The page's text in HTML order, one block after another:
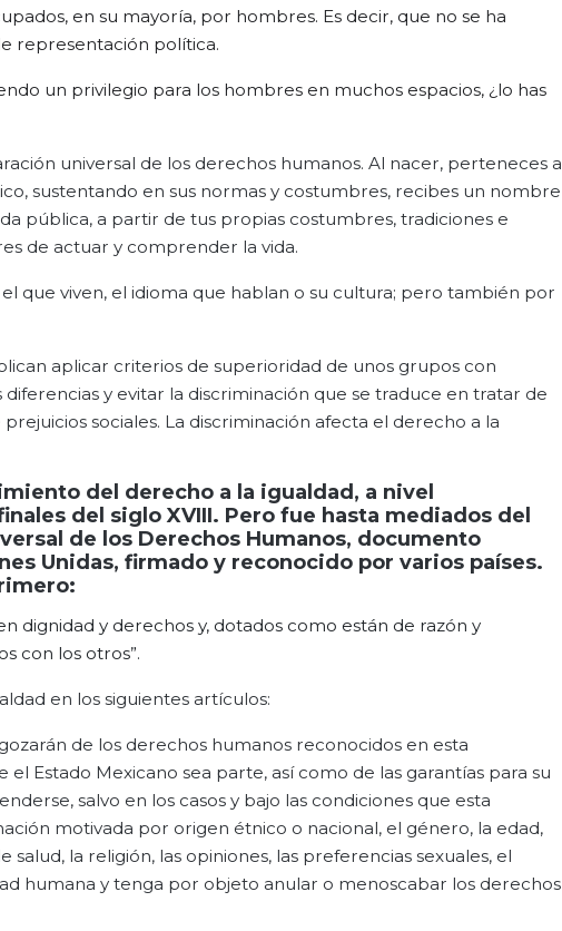
en su mayoría, por hombres. Es decir, que no se ha
representación política.
un privilegio para los hombres en muchos espacios, ¿lo has
universal de los derechos humanos. Al nacer, perteneces a
sustentando en sus normas y costumbres, recibes un nombre
pública, a partir de tus propias costumbres, tradiciones e
de actuar y comprender la vida.
que viven, el idioma que hablan o su cultura; pero también por
aplicar criterios de superioridad de unos grupos con
y evitar la discriminación que se traduce en tratar de
sociales. La discriminación afecta el derecho a la
del derecho a la igualdad, a nivel
del siglo XVIII. Pero fue hasta mediados del
de los Derechos Humanos, documento
Unidas, firmado y reconocido por varios países.
dignidad y derechos y, dotados como están de razón y
con los otros”.
en los siguientes artículos:
de los derechos humanos reconocidos en esta
Estado Mexicano sea parte, así como de las garantías para su
salvo en los casos y bajo las condiciones que esta
motivada por origen étnico o nacional, el género, la edad,
salud, la religión, las opiniones, las preferencias sexuales, el
humana y tenga por objeto anular o menoscabar los derechos